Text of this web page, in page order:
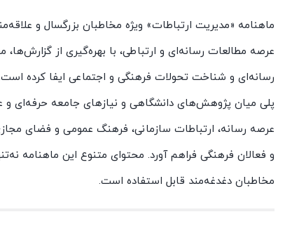
ماهنامه «مدیریت ارتباطات» ویژه مخاطبان بزرگسال و
عرصه مطالعات رسانه‌ای و ارتباطی، با بهره‌گیری از
رسانه‌ای و شناخت تحولات فرهنگی و اجتماعی ایفا کرده است.
پلی میان پژوهش‌های دانشگاهی و نیازهای جامعه حرفه‌ای و
عرصه رسانه، ارتباطات سازمانی، فرهنگ عمومی و فضای
و فعالان فرهنگی فراهم آورد. محتوای متنوع این ماهنامه
مخاطبان دغدغه‌مند قابل استفاده است.